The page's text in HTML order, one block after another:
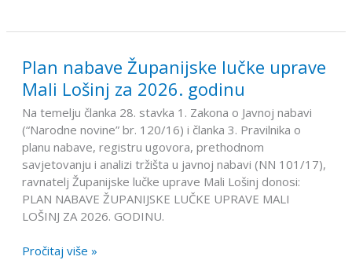
Plan nabave Županijske lučke uprave
Mali Lošinj za 2026. godinu
Na temelju članka 28. stavka 1. Zakona o Javnoj nabavi
(“Narodne novine” br. 120/16) i članka 3. Pravilnika o
planu nabave, registru ugovora, prethodnom
savjetovanju i analizi tržišta u javnoj nabavi (NN 101/17),
ravnatelj Županijske lučke uprave Mali Lošinj donosi:
PLAN NABAVE ŽUPANIJSKE LUČKE UPRAVE MALI
LOŠINJ ZA 2026. GODINU.
Plan
nabave
Županijske
lučke
uprave
Mali
Lošinj
za
2026.
godinu
Pročitaj više »